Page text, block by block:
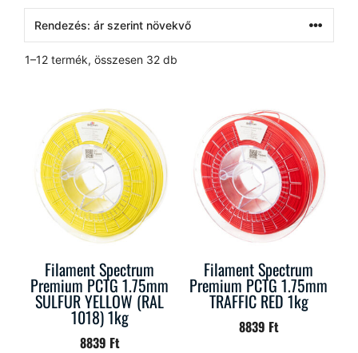
1–12 termék, összesen 32 db
Filament Spectrum
Premium PCTG 1.75mm
SULFUR YELLOW (RAL
1018) 1kg
8839 Ft
Filament Spectrum
Premium PCTG 1.75mm
TRAFFIC RED 1kg
8839 Ft